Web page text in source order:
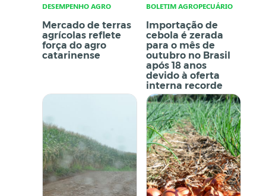
DESEMPENHO AGRO
Mercado de terras
agrícolas reflete
força do agro
catarinense
BOLETIM AGROPECUÁRIO
Importação de
cebola é zerada
para o mês de
outubro no Brasil
após 18 anos
devido à oferta
interna recorde